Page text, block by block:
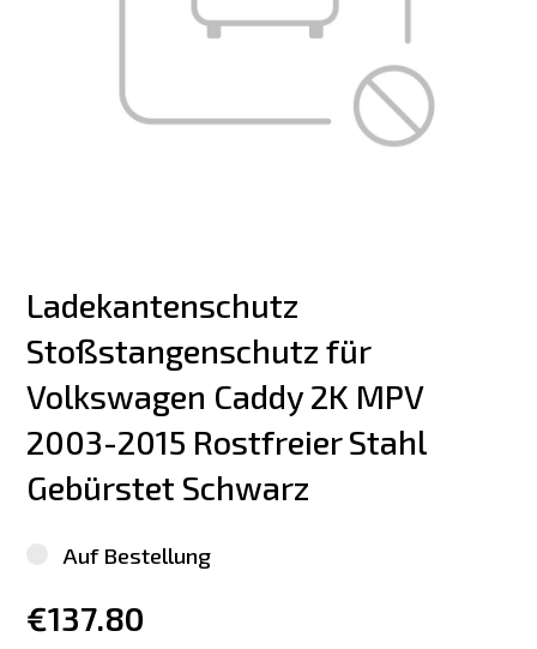
Ladekantenschutz
Stoßstangenschutz für
Volkswagen Caddy 2K MPV
2003-2015 Rostfreier Stahl
Gebürstet Schwarz
Auf Bestellung
€137.80